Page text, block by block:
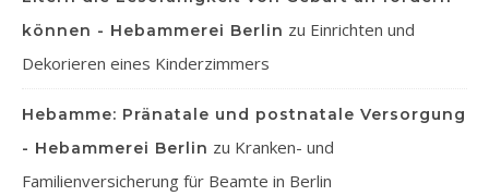
können - Hebammerei Berlin zu Einrichten und
Dekorieren eines Kinderzimmers
Hebamme: Pränatale und postnatale Versorgung
- Hebammerei Berlin zu Kranken- und
Familienversicherung für Beamte in Berlin